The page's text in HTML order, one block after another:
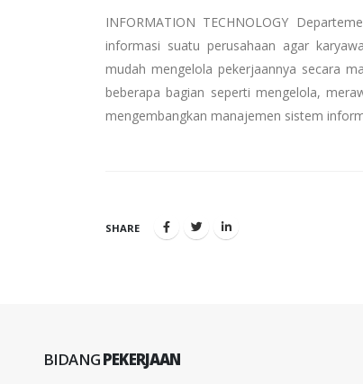
INFORMATION TECHNOLOGY
informasi suatu perusahaan agar
mudah mengelola pekerjaannya secara
beberapa bagian seperti mengelola,
mengembangkan manajemen sistem
SHARE
BIDANGPEKERJAAN